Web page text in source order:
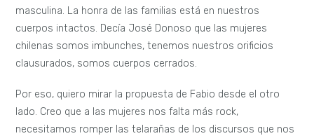
masculina. La honra de las familias está en nuestros
cuerpos intactos. Decía José Donoso que las mujeres
chilenas somos imbunches, tenemos nuestros orificios
clausurados, somos cuerpos cerrados.
Por eso, quiero mirar la propuesta de Fabio desde el otro
lado. Creo que a las mujeres nos falta más rock,
necesitamos romper las telarañas de los discursos que nos